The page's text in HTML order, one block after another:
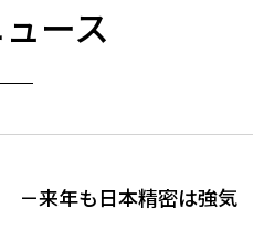
ース
－来年も日本精密は強気